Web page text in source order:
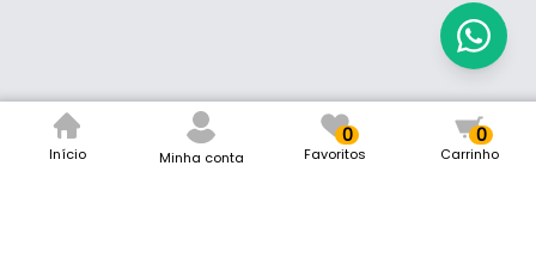
Início Minha conta
0
Favoritos
0
Carrinho